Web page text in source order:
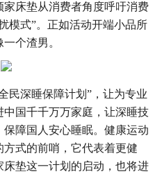
床垫从消费者角度呼吁消费
模式”。正如活动开端小品所
个渣男。
民深睡保障计划”，让为专业
国千千万万家庭，让深睡技
障国人安心睡眠。健康运动
式的前哨，它代表着更健
垫这一计划的启动，也将进